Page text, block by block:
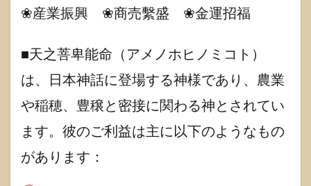
❀産業振興 ❀商売繫盛 ❀金運招福
■天之菩卑能命（アメノホヒノミコト）
は、日本神話に登場する神様であり、農業
や稲穂、豊穣と密接に関わる神とされてい
ます。彼のご利益は主に以下のようなもの
があります：